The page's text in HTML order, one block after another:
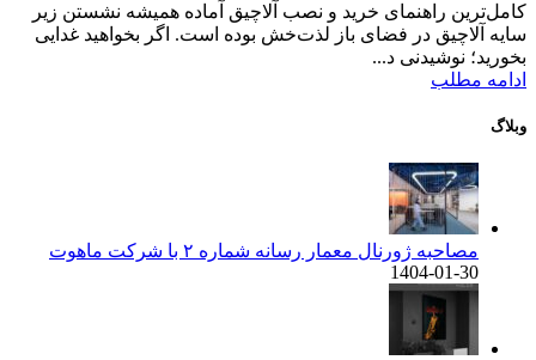
کامل‌ترین راهنمای خرید و نصب آلاچیق آماده همیشه نشستن زیر
سایه آلاچیق در فضای باز لذت‌خش بوده است. اگر بخواهید غدایی
بخورید؛ نوشیدنی د...
ادامه مطلب
وبلاگ
مصاحبه ژورنال معمار رسانه شماره ۲ با شرکت ماهوت
1404-01-30